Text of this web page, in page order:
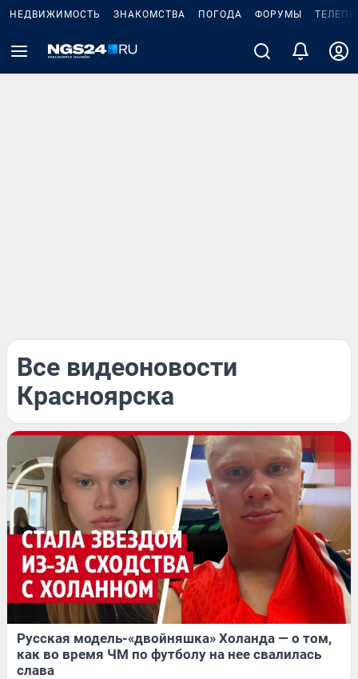
НЕДВИЖИМОСТЬ ЗНАКОМСТВА ПОГОДА ФОРУМЫ
Все видеоновости
Красноярска
Русская модель-«двойняшка» Холанда — о том,
как во время ЧМ по футболу на нее свалилась
слава